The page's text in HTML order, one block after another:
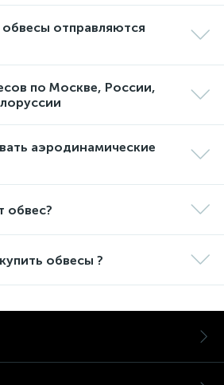
отправляются
по Москве, России,
аэродинамические
обвес?
обвесы ?